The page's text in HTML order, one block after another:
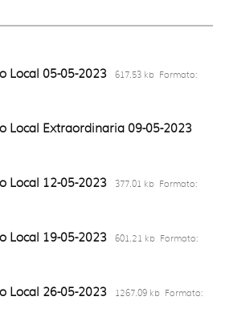
Local 05-05-2023 617.53 kb
Formato:
Local Extraordinaria 09-05-2023
Local 12-05-2023 377.01 kb
Formato:
Local 19-05-2023 601.21 kb
Formato:
Local 26-05-2023 1267.09 kb
Formato: